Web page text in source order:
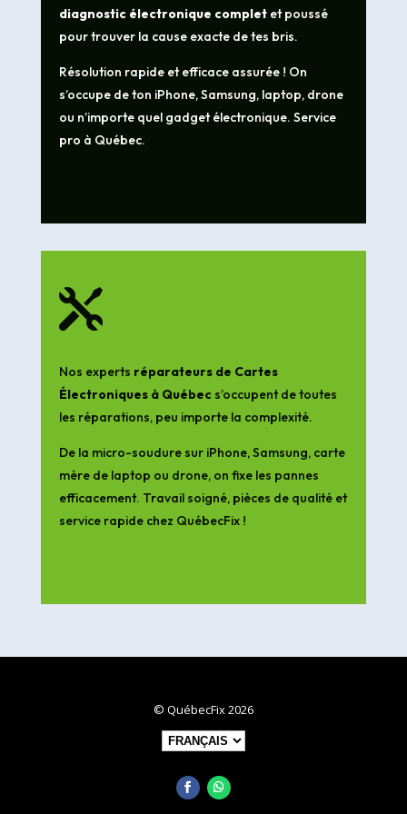
diagnostic électronique completet poussé
pour trouver la cause exacte de tes bris.
Résolution rapide et efficace assurée ! On
s’occupe de ton iPhone, Samsung, laptop, drone
ou n’importe quel gadget électronique. Service
pro à Québec.

Nos experts réparateurs de Cartes
Électroniques à Québecs’occupent de toutes
les réparations, peu importe la complexité.
De la micro-soudure sur iPhone, Samsung, carte
mère de laptop ou drone, on fixe les pannes
efficacement. Travail soigné, pièces de qualité et
service rapide chez QuébecFix !
© QuébecFix 2026